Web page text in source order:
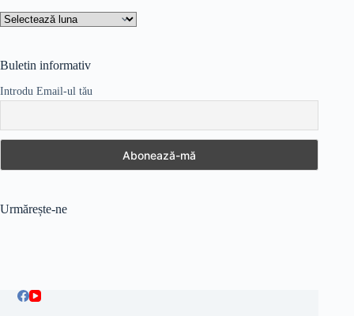
Arhive
Buletin informativ
Introdu Email-ul tău
Urmărește-ne